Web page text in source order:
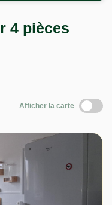
4 pièces
Afficher la carte